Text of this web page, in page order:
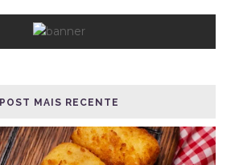
POST MAIS RECENTE